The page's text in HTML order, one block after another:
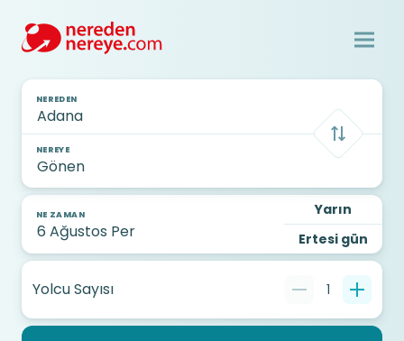
NEREDEN
NEREYE
NE ZAMAN
Yarın
Ertesi gün
Yolcu Sayısı 1